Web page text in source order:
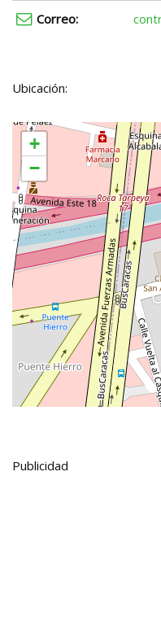
Correo:
Ubicación:
+
−
Publicidad